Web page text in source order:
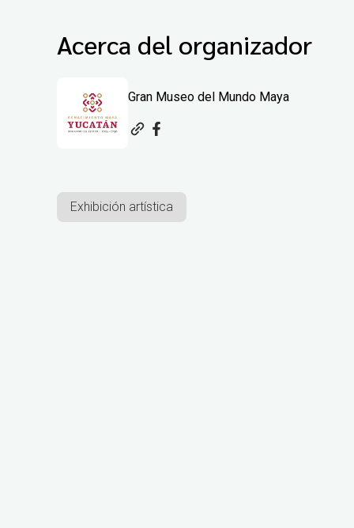
Acerca del organizador
Gran Museo del Mundo Maya
Exhibición artística